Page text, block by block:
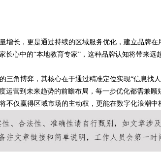
增长，更是通过持续的区域服务优化，建立品牌
心中的“本地教育专家”，这种品牌认知将带来远
三角博弈，其核心在于通过精准定位实现“信息找
运营到未来趋势的前瞻布局，每一步优化都需兼
不仅赢得区域市场的主动权，更能在数字化浪潮中